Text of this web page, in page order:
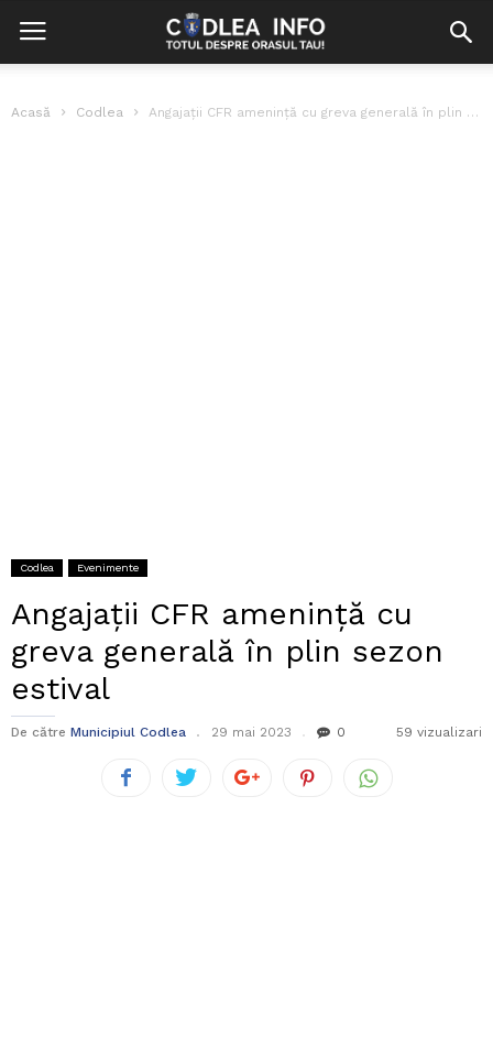
Acasă Codlea Angajații CFR amenință cu greva generală în plin sezon estival
Codlea Evenimente
Angajații CFR amenință cu
greva generală în plin sezon
estival
De către Municipiul Codlea 29 mai 2023 0 59 vizualizari